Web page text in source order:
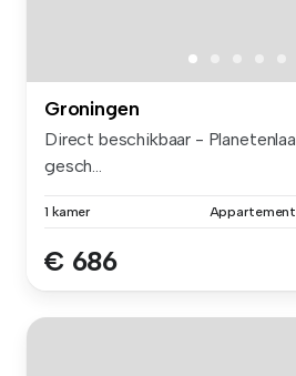
Groningen
Direct beschikbaar -
gesch...
1 kamer Appartement
€ 686